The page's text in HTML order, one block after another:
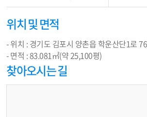
위치 및 면적
- 위치 : 경기도 김포시 양촌읍 학운산단1로
- 면적 : 83.081㎡(약 25,100평)
찾아오시는 길